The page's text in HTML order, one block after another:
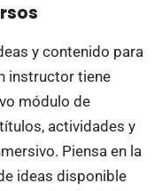
y contenido para
instructor tiene
módulo de
actividades y
Piensa en la
ideas disponible